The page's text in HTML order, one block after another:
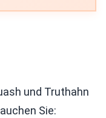
und Truthahn
Sie: